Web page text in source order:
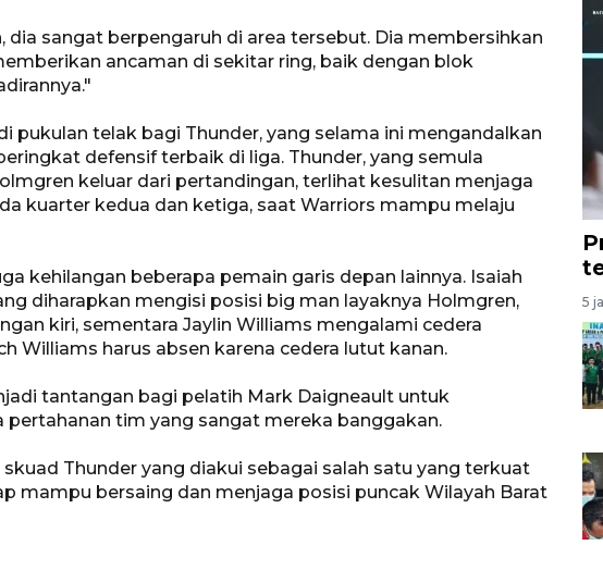
dia sangat berpengaruh di area tersebut. Dia membersihkan
ancaman di sekitar ring, baik dengan blok
pukulan telak bagi Thunder, yang selama ini mengandalkan
defensif terbaik di liga. Thunder, yang semula
keluar dari pertandingan, terlihat kesulitan menjaga
kuarter kedua dan ketiga, saat Warriors mampu melaju
kehilangan beberapa pemain garis depan lainnya. Isaiah
diharapkan mengisi posisi big man layaknya Holmgren,
kiri, sementara Jaylin Williams mengalami cedera
Williams harus absen karena cedera lutut kanan.
tantangan bagi pelatih Mark Daigneault untuk
tim yang sangat mereka banggakan.
Thunder yang diakui sebagai salah satu yang terkuat
mampu bersaing dan menjaga posisi puncak Wilayah Barat
5